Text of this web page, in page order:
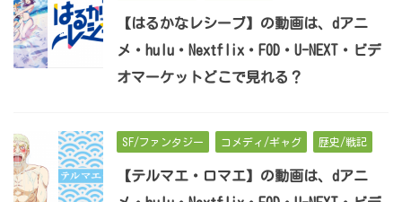
【はるかなレシーブ】の動画は、dアニ
メ・hulu・Nextflix・FOD・U-NEXT・ビデ
オマーケットどこで見れる？
SF/ファンタジー コメディ/ギャグ 歴史/戦記
【テルマエ・ロマエ】の動画は、dアニ